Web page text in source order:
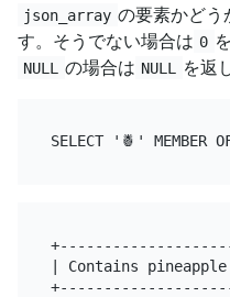
json_array の要素かどう
す。そうでない場合は 0
NULL の場合は NULL を返
| Contains